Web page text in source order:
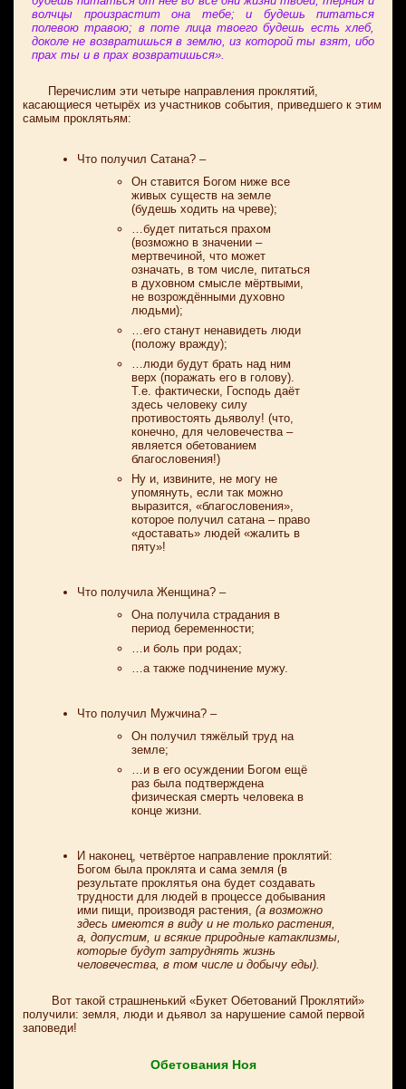
волчцы произрастит она тебе; и будешь питаться
полевою травою; в поте лица твоего будешь есть хлеб,
доколе не возвратишься в землю, из которой ты взят, ибо
прах ты и в прах возвратишься».
Перечислим эти четыре направления проклятий,
касающиеся четырёх из участников события, приведшего к этим
самым проклятьям:
Что получил Сатана? –
Он ставится Богом ниже все
живых существ на земле
(будешь ходить на чреве);
…будет питаться прахом
(возможно в значении –
мертвечиной, что может
означать, в том числе, питаться
в духовном смысле мёртвыми,
не возрождёнными духовно
людьми);
…его станут ненавидеть люди
(положу вражду);
…люди будут брать над ним
верх (поражать его в голову).
Т.е. фактически, Господь даёт
здесь человеку силу
противостоять дьяволу! (что,
конечно, для человечества –
является обетованием
благословения!)
Ну и, извините, не могу не
упомянуть, если так можно
выразится, «благословения»,
которое получил сатана – право
«доставать» людей «жалить в
пяту»!
Что получила Женщина? –
Она получила страдания в
период беременности;
…и боль при родах;
…а также подчинение мужу.
Что получил Мужчина? –
Он получил тяжёлый труд на
земле;
…и в его осуждении Богом ещё
раз была подтверждена
физическая смерть человека в
конце жизни.
И наконец, четвёртое направление проклятий:
Богом была проклята и сама земля (в
результате проклятья она будет создавать
трудности для людей в процессе добывания
ими пищи, производя растения, (а возможно
здесь имеются в виду и не только растения,
а, допустим, и всякие природные катаклизмы,
которые будут затруднять жизнь
человечества, в том числе и добычу еды).
Вот такой страшненький «Букет Обетований Проклятий»
получили: земля, люди и дьявол за нарушение самой первой
заповеди!
Обетования Ноя